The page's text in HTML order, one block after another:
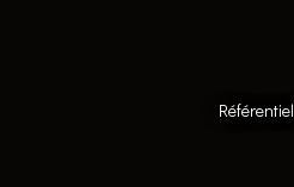
Référentiel